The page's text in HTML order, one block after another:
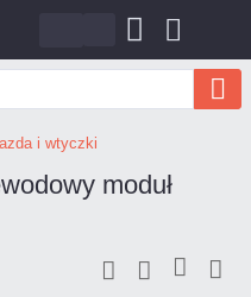
i wtyczki
moduł